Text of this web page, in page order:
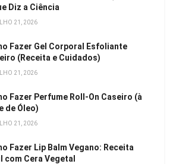
Diz a Ciência
21, 2026
Fazer Gel Corporal Esfoliante
(Receita e Cuidados)
21, 2026
Fazer Perfume Roll-On Caseiro (à
de Óleo)
21, 2026
Fazer Lip Balm Vegano: Receita
com Cera Vegetal